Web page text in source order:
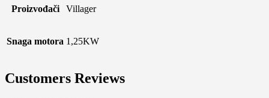
Proizvođači Villager
Snaga motora 1,25KW
Customers Reviews